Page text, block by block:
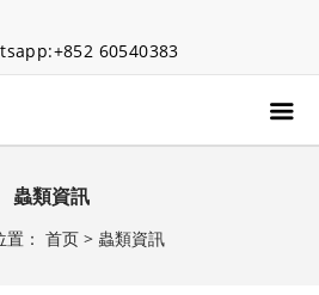
60540383
蟲類資訊
： 首页> 蟲類資訊